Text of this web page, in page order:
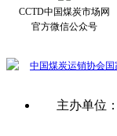
CCTD中国煤炭市场网
官方微信公众号
中国煤炭运销协会国
主办单位